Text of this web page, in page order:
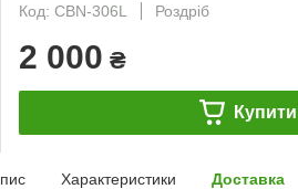
Код: CBN-306L
Роздріб
2 000 ₴
Купити
Характеристики Доставка